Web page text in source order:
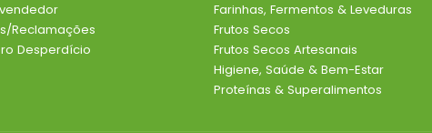
Reclamações
Desperdício
Farinhas, Fermentos & Leveduras
Frutos Secos
Frutos Secos Artesanais
Higiene, Saúde & Bem-Estar
Proteínas & Superalimentos